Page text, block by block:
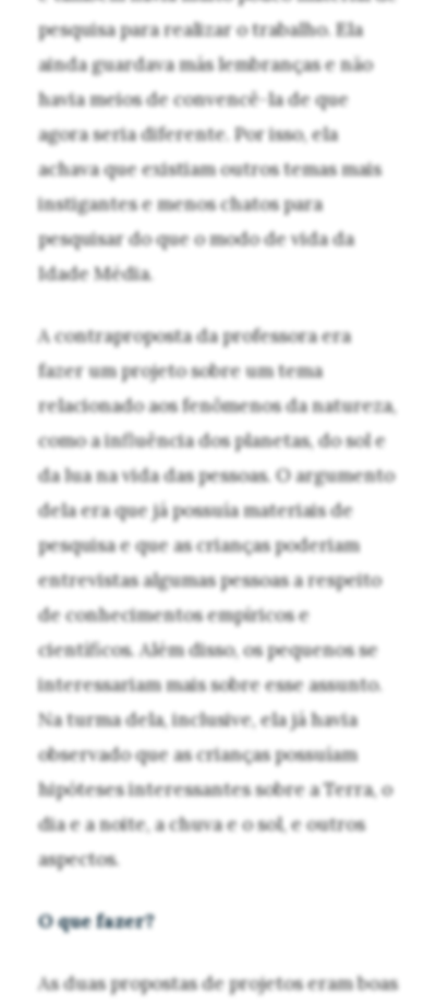
pesquisa para realizar o trabalho. Ela
ainda guardava más lembranças e não
havia meios de convencê-la de que
agora seria diferente. Por isso, ela
achava que existiam outros temas mais
instigantes e menos chatos para
pesquisar do que o modo de vida da
Idade Média.
A contraproposta da professora era
fazer um projeto sobre um tema
relacionado aos fenômenos da natureza,
como a influência dos planetas, do sol e
da lua na vida das pessoas. O argumento
dela era que já possuía materiais de
pesquisa e que as crianças poderiam
entrevistas algumas pessoas a respeito
de conhecimentos empíricos e
científicos. Além disso, os pequenos se
interessariam mais sobre esse assunto.
Na turma dela, inclusive, ela já havia
observado que as crianças possuíam
hipóteses interessantes sobre a Terra, o
dia e a noite, a chuva e o sol, e outros
aspectos.
O que fazer?
As duas propostas de projetos eram boas